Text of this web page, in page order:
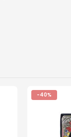
-40%